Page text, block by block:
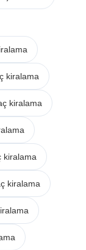
kiralama
kiralama
kiralama
kiralama